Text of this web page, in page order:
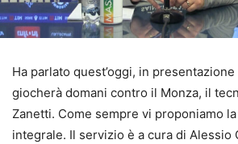
Ha parlato quest’oggi, in
giocherà domani contro il Monza, il
Zanetti. Come sempre vi proponiamo
integrale. Il servizio è a cura di Alessio